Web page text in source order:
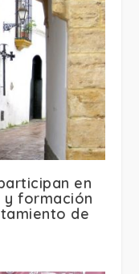
en
y formación
de